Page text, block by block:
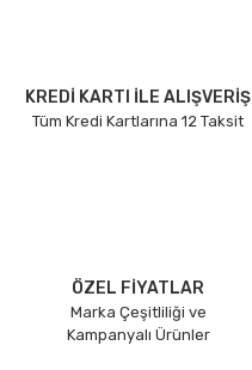
KREDİ KARTI İLE ALIŞVERİŞ
Tüm Kredi Kartlarına 12 Taksit
ÖZEL FİYATLAR
Marka Çeşitliliği ve
Kampanyalı Ürünler